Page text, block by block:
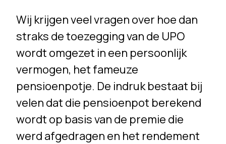
Wij krijgen veel vragen over hoe dan
straks de toezegging van de UPO
wordt omgezet in een persoonlijk
vermogen, het fameuze
pensioenpotje. De indruk bestaat bij
velen dat die pensioenpot berekend
wordt op basis van de premie die
werd afgedragen en het rendement